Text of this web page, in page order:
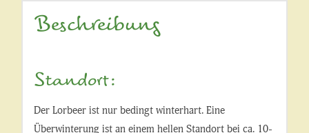
Beschreibung
Standort:
Der Lorbeer ist nur bedingt winterhart. Eine
Überwinterung ist an einem hellen Standort bei ca. 10-